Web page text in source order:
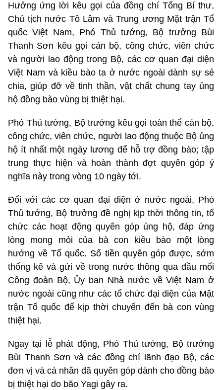
Hưởng ứng lời kêu gọi của đồng chí Tổng Bí thư,
Chủ tịch nước Tô Lâm và Trung ương Mặt trận Tổ
quốc Việt Nam, Phó Thủ tướng, Bộ trưởng Bùi
Thanh Sơn kêu gọi cán bộ, công chức, viên chức
và người lao động trong Bộ, các cơ quan đại diện
Việt Nam và kiều bào ta ở nước ngoài dành sự sẻ
chia, giúp đỡ về tinh thần, vật chất chung tay ủng
hộ đồng bào vùng bị thiệt hại.
Phó Thủ tướng, Bộ trưởng kêu gọi toàn thể cán bộ,
công chức, viên chức, người lao động thuộc Bộ ủng
hộ ít nhất một ngày lương để hỗ trợ đồng bào; tập
trung thực hiện và hoàn thành đợt quyên góp ý
nghĩa này trong vòng 10 ngày tới.
Đối với các cơ quan đại diện ở nước ngoài, Phó
Thủ tướng, Bộ trưởng đề nghị kịp thời thông tin, tổ
chức các hoạt động quyên góp ủng hộ, đáp ứng
lòng mong mỏi của bà con kiều bào một lòng
hướng về Tổ quốc. Số tiền quyên góp được, sớm
thống kê và gửi về trong nước thông qua đầu mối
Công đoàn Bộ, Ủy ban Nhà nước về Việt Nam ở
nước ngoài cũng như các tổ chức đại diện của Mặt
trận Tổ quốc để kịp thời chuyển đến bà con vùng
thiệt hại.
Ngay tại lễ phát động, Phó Thủ tướng, Bộ trưởng
Bùi Thanh Sơn và các đồng chí lãnh đạo Bộ, các
đơn vị và cá nhân đã quyên góp dành cho đồng bào
bị thiệt hại do bão Yagi gây ra.